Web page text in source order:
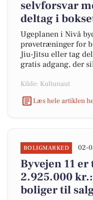
selvforsvar
deltag i
Ugeplanen i Nivå
prøvetræninger for
Jiu-Jitsu eller tag
gratis adgang, der
Kilde: Kultunaut
Læs hele artiklen
BOLIGMARKED 02-
Byvejen 11
2.925.000
boliger til